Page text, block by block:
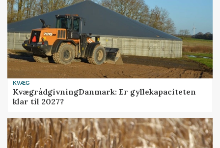
KVÆG
KvægrådgivningDanmark: Er gyllekapaciteten
klar til 2027?